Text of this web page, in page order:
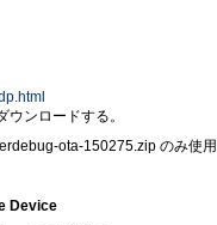
ンロードする。
ota-150275.zip のみ使用
Device